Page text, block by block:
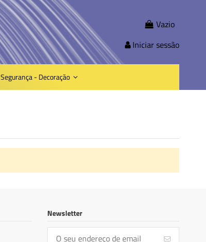
Vazio
Iniciar sessão
Segurança - Decoração
Newsletter